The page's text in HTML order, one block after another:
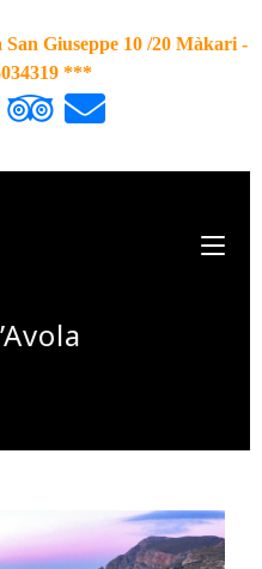
Giuseppe 10 /20 Màkari-
***